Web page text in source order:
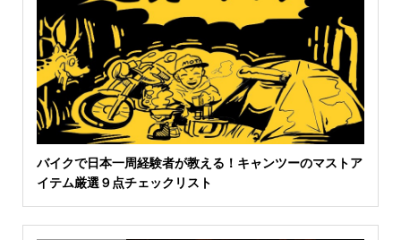
バイクで日本一周経験者が教える！キャンツーのマストア
イテム厳選９点チェックリスト